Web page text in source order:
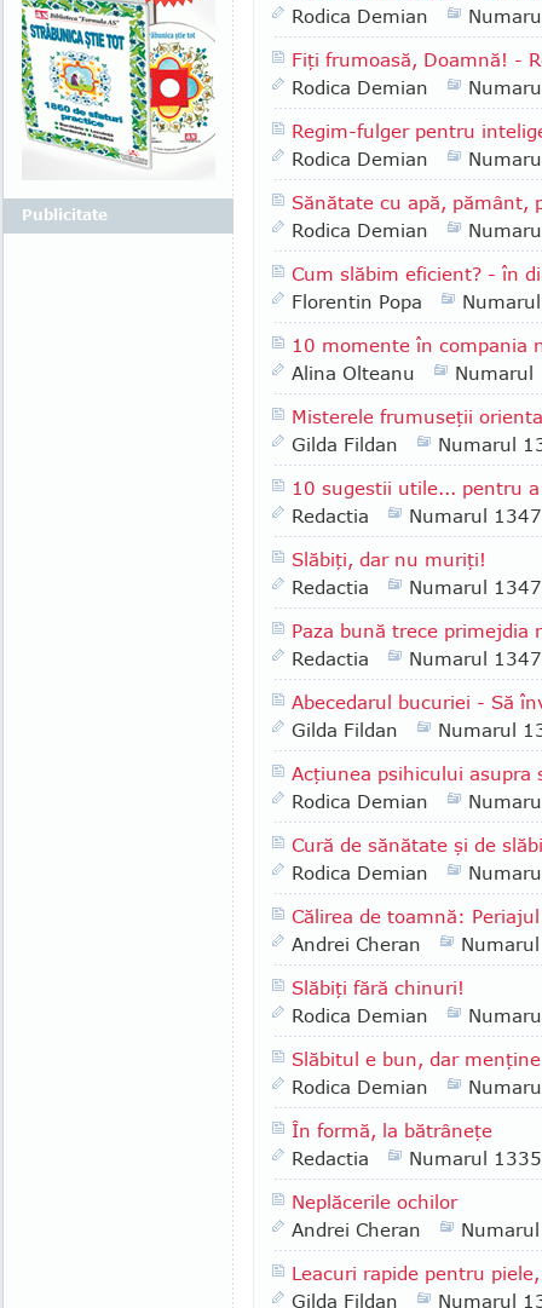
Rodica Demian
Fiţi frumoasă, Doamnă! -
Rodica Demian
Regim-fulger pentru
Rodica Demian
Sănătate cu apă, pământ,
Rodica Demian
Cum slăbim eficient? - în
Florentin Popa
10 momente în compania
Alina Olteanu
Numarul
Misterele frumuseţii
Gilda Fildan
Numarul
10 sugestii utile... pentru
Redactia
Numarul 1347
Slăbiţi, dar nu muriţi!
Redactia
Numarul 1347
Paza bună trece primejdia
Redactia
Numarul 1347
Abecedarul bucuriei - Să
Gilda Fildan
Numarul
Acţiunea psihicului
Rodica Demian
Cură de sănătate şi de
Rodica Demian
Călirea de toamnă:
Andrei Cheran
Slăbiţi fără chinuri!
Rodica Demian
Slăbitul e bun, dar
Rodica Demian
În formă, la bătrâneţe
Redactia
Numarul 1335
Neplăcerile ochilor
Andrei Cheran
Leacuri rapide pentru
Gilda Fildan
Numarul
Publicitate